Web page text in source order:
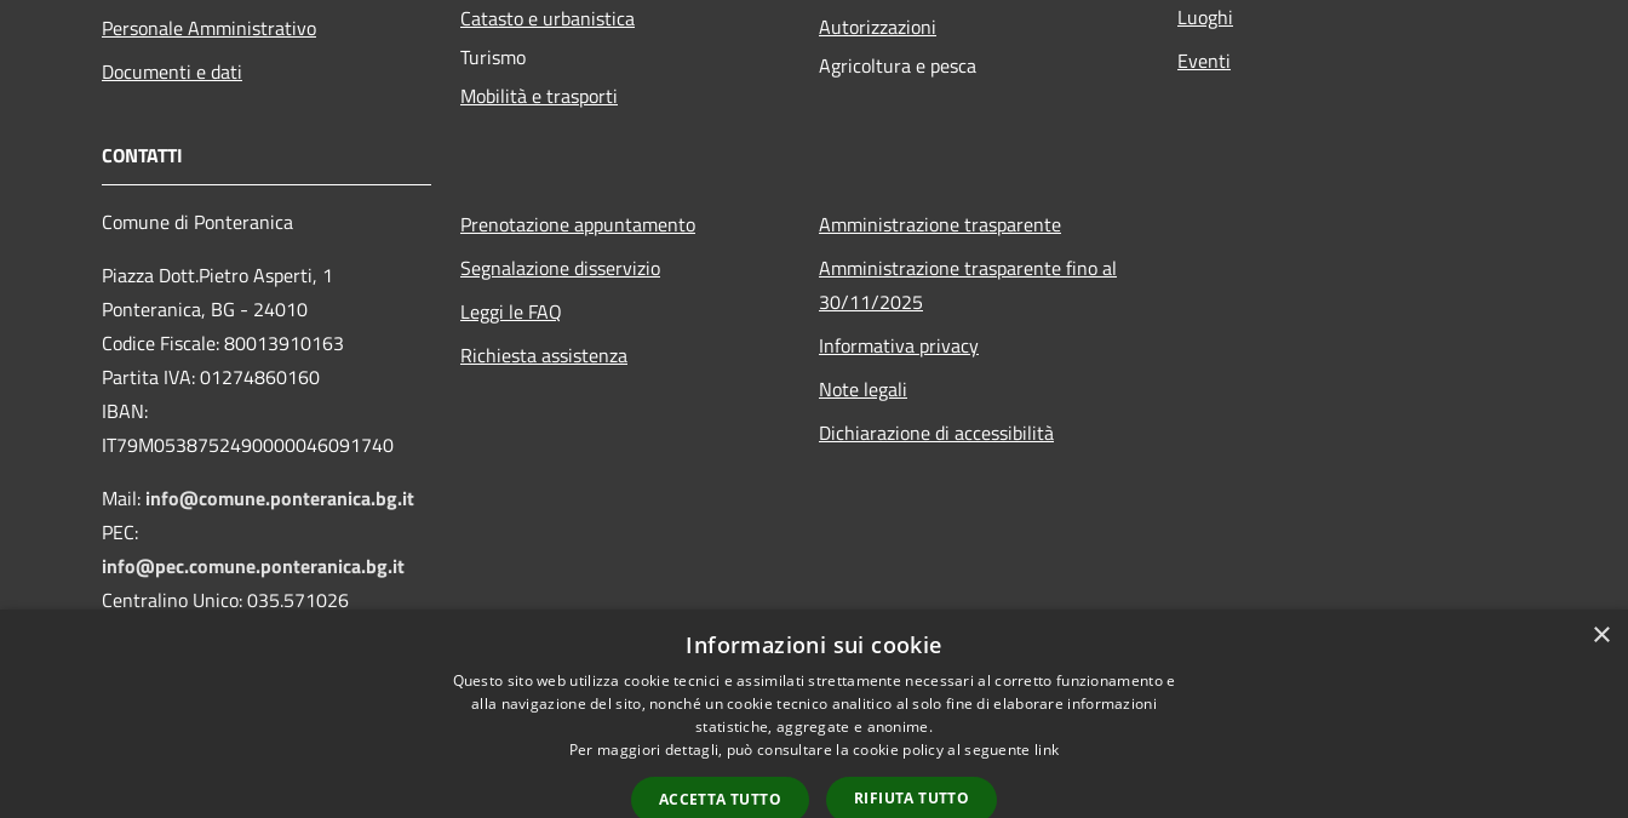
Personale Amministrativo
Documenti e dati
Catasto e urbanistica
Turismo
Mobilità e trasporti
Autorizzazioni
Agricoltura e pesca
Luoghi
Eventi
CONTATTI
Comune di Ponteranica
Piazza Dott.Pietro Asperti, 1
Ponteranica, BG - 24010
Codice Fiscale: 80013910163
Partita IVA: 01274860160
IBAN:
IT79M0538752490000046091740
Mail: info@comune.ponteranica.bg.it
PEC:
info@pec.comune.ponteranica.bg.it
Centralino Unico: 035.571026
Prenotazione appuntamento
Segnalazione disservizio
Leggi le FAQ
Richiesta assistenza
Amministrazione trasparente
Amministrazione trasparente fino al
30/11/2025
Informativa privacy
Note legali
Dichiarazione di accessibilità
×
Informazioni sui cookie
Questo sito web utilizza cookie tecnici e assimilati strettamente necessari al corretto funzionamento e
alla navigazione del sito, nonché un cookie tecnico analitico al solo fine di elaborare informazioni
statistiche, aggregate e anonime.
Per maggiori dettagli, può consultare la cookie policy al seguente link
ACCETTA TUTTO RIFIUTA TUTTO